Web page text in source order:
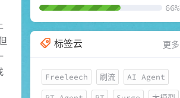
66%
标签云 更多
Freeleech 刷流 AI Agent